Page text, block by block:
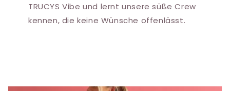
TRUCYS Vibe und lernt unsere süße Crew
kennen, die keine Wünsche offenlässt.